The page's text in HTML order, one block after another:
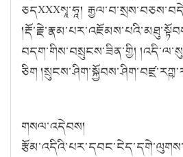
ཅདXXXསྭཱ་ཧཱ།
བདག་གིས་བསྲུངས་ཟིན་གྱི།
ཅིག
གསལ་འདེབས།